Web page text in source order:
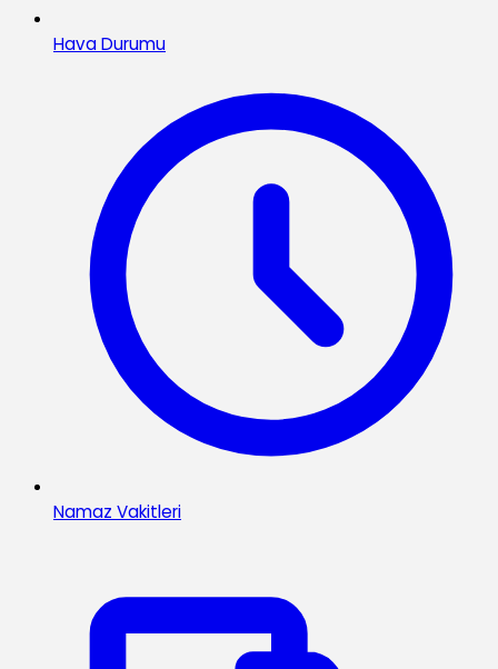
Hava Durumu
Namaz Vakitleri